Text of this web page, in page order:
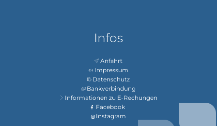
Infos
Anfahrt
Impressum
Datenschutz
Bankverbindung
Informationen zu E-Rechungen
Facebook
Instagram